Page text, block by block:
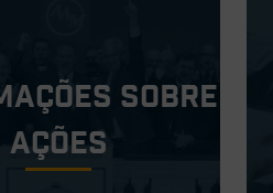
sobre
ações